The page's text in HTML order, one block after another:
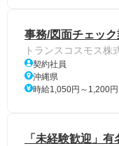
事務/図面チェッ
トランスコスモス株
契約社員
沖縄県
時給1,050円～1,200円
「未経験歓迎」